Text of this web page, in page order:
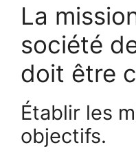
La
société
doit être
Établir les
objectifs.